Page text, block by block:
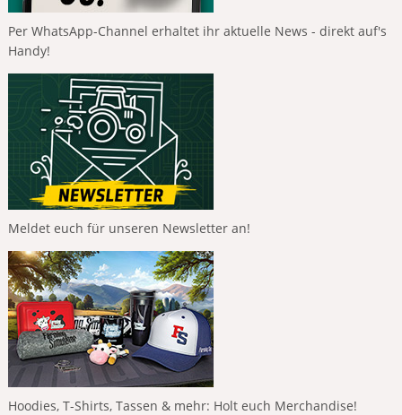
Per WhatsApp-Channel erhaltet ihr aktuelle News - direkt auf's
Handy!
Meldet euch für unseren Newsletter an!
Hoodies, T-Shirts, Tassen & mehr: Holt euch Merchandise!